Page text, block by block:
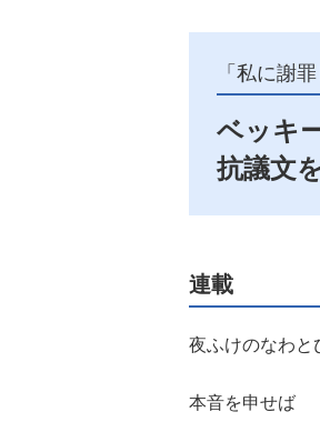
「私に謝
ベッキ
抗議文
連載
夜ふけのな
本音を申せ